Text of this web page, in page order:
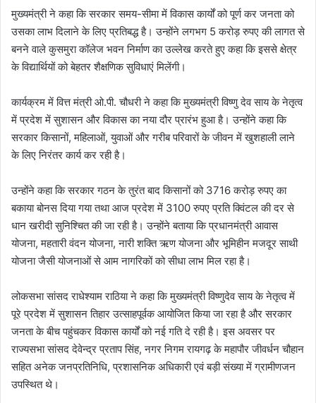
मुख्यमंत्री ने कहा कि सरकार समय-सीमा में विकास कार्यों को पूर्ण कर जनता को
उसका लाभ दिलाने के लिए प्रतिबद्ध है। उन्होंने लगभग 5 करोड़ रुपए की लागत से
बनने वाले कुसमुरा कॉलेज भवन निर्माण का उल्लेख करते हुए कहा कि इससे क्षेत्र
के विद्यार्थियों को बेहतर शैक्षणिक सुविधाएं मिलेंगी।
कार्यक्रम में वित्त मंत्री ओ.पी. चौधरी ने कहा कि मुख्यमंत्री विष्णु देव साय के नेतृत्व
में प्रदेश में सुशासन और विकास का नया दौर प्रारंभ हुआ है। उन्होंने कहा कि
सरकार किसानों, महिलाओं, युवाओं और गरीब परिवारों के जीवन में खुशहाली लाने
के लिए निरंतर कार्य कर रही है।
उन्होंने कहा कि सरकार गठन के तुरंत बाद किसानों को 3716 करोड़ रुपए का
बकाया बोनस दिया गया तथा आज प्रदेश में 3100 रुपए प्रति क्विंटल की दर से
धान खरीदी सुनिश्चित की जा रही है। उन्होंने बताया कि प्रधानमंत्री आवास
योजना, महतारी वंदन योजना, नारी शक्ति ऋण योजना और भूमिहीन मजदूर साथी
योजना जैसी योजनाओं से आम नागरिकों को सीधा लाभ मिल रहा है।
लोकसभा सांसद राधेश्याम राठिया ने कहा कि मुख्यमंत्री विष्णुदेव साय के नेतृत्व में
पूरे प्रदेश में सुशासन तिहार उत्साहपूर्वक आयोजित किया जा रहा है और सरकार
जनता के बीच पहुंचकर विकास कार्यों को नई गति दे रही है। इस अवसर पर
राज्यसभा सांसद देवेन्द्र प्रताप सिंह, नगर निगम रायगढ़ के महापौर जीवर्धन चौहान
सहित अनेक जनप्रतिनिधि, प्रशासनिक अधिकारी एवं बड़ी संख्या में ग्रामीणजन
उपस्थित थे।